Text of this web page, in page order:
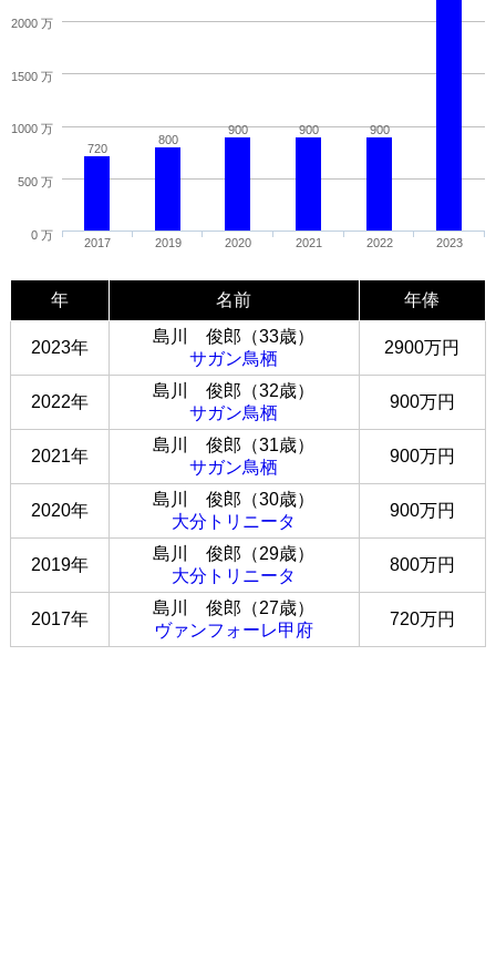
720
800
900 900 900
2017 2019 2020 2021 2022 2023
0 万
500 万
1000 万
1500 万
2000 万
年 名前 年俸
2023年
島川 俊郎（33歳）
サガン鳥栖
2900万円
2022年
島川 俊郎（32歳）
サガン鳥栖
900万円
2021年
島川 俊郎（31歳）
サガン鳥栖
900万円
2020年
島川 俊郎（30歳）
大分トリニータ
900万円
2019年
島川 俊郎（29歳）
大分トリニータ
800万円
2017年
島川 俊郎（27歳）
ヴァンフォーレ甲府
720万円